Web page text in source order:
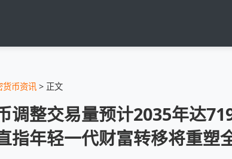
货币资讯 > 正文
调整交易量预计2035年达
指年轻一代财富转移将重塑